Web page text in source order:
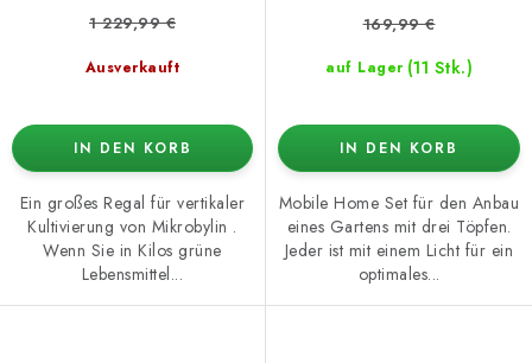
Ausverkauft
1 229,99 €
IN DEN KORB
Ein großes Regal für vertikaler
Kultivierung von Mikrobylin .
Wenn Sie in Kilos grüne
Lebensmittel...
auf Lager (11 Stk.)
169,99 €
IN DEN KORB
Mobile Home Set für den Anbau
eines Gartens mit drei Töpfen.
Jeder ist mit einem Licht für ein
optimales...